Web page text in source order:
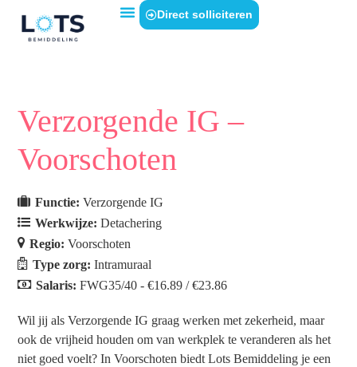
Direct solliciteren
Verzorgende IG –
Voorschoten
Functie:Verzorgende IG
Werkwijze:Detachering
Regio:Voorschoten
Type zorg:Intramuraal
Salaris:FWG35/40 - €16.89 / €23.86
Wil jij als Verzorgende IG graag werken met zekerheid, maar
ook de vrijheid houden om van werkplek te veranderen als het
niet goed voelt? In Voorschoten biedt Lots Bemiddeling je een